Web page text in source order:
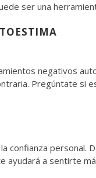
ser una
negativos
Pregúntate si
confianza
ayudará a sentirte